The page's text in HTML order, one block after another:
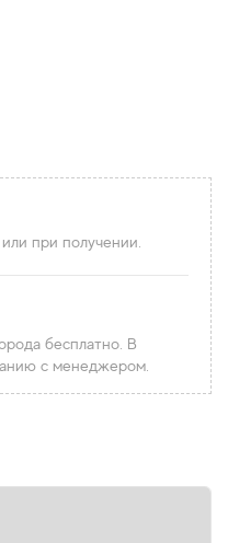
при получении.
бесплатно. В
с менеджером.